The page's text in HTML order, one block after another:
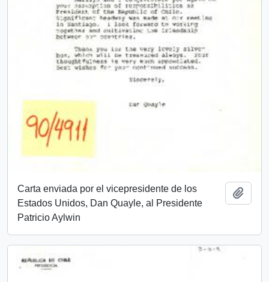
Carta enviada por el vicepresidente de los
Estados Unidos, Dan Quayle, al Presidente
Patricio Aylwin